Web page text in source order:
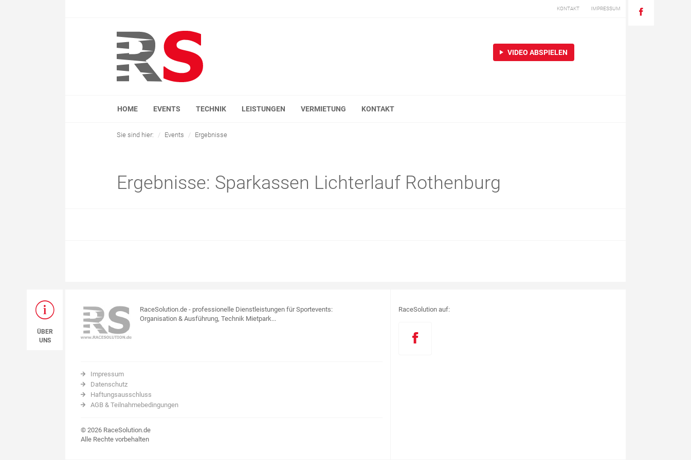
KONTAKT IMPRESSUM
VIDEO ABSPIELEN
HOME EVENTS TECHNIK LEISTUNGEN VERMIETUNG KONTAKT
Sie sind hier: Events Ergebnisse
Ergebnisse: Sparkassen Lichterlauf Rothenburg
ÜBER
UNS
RaceSolution.de - professionelle Dienstleistungen für Sportevents:
Organisation & Ausführung, Technik Mietpark...
Impressum
Datenschutz
Haftungsausschluss
AGB & Teilnahmebedingungen
© 2026 RaceSolution.de
Alle Rechte vorbehalten
RaceSolution auf: